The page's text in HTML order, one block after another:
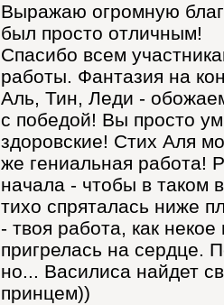
Выражаю огромную
был просто отличным!
Спасибо всем
работы. Фантазия на
Аль, Тин, Леди -
с победой! Вы просто
здоровские! Стих Аля
же гениальная работа!
начала - чтобы в таком
тихо спряталась ниже
- твоя работа, как
пригрелась на сердце.
но... Василиса найдет
принцем))